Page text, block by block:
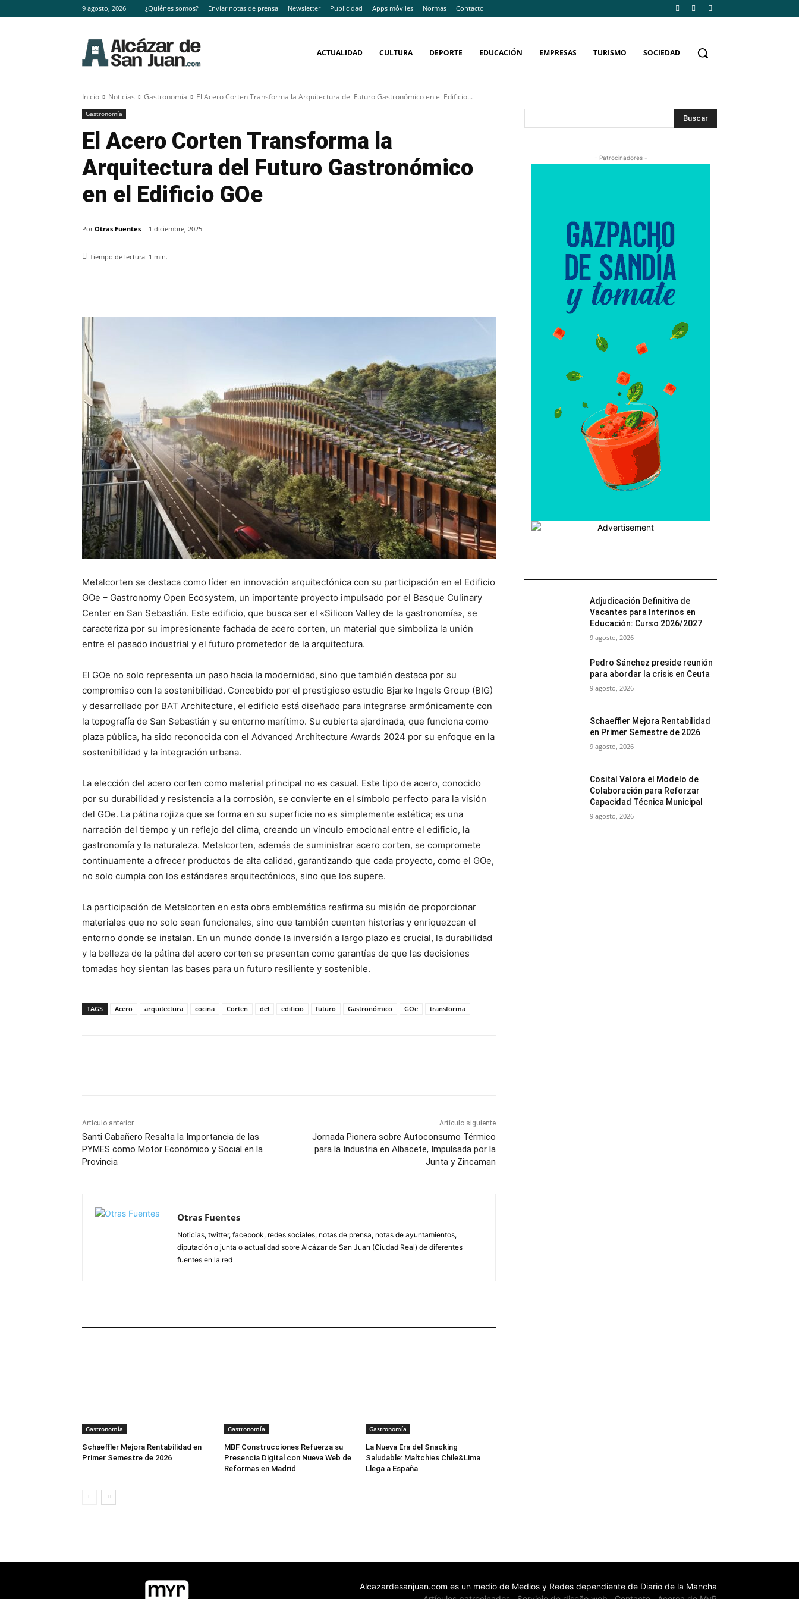
9 agosto, 2026 ¿Quiénes somos? Enviar notas de prensa Newsletter Publicidad Apps móviles Normas Contacto
ACTUALIDAD CULTURA DEPORTE EDUCACIÓN EMPRESAS TURISMO SOCIEDAD
Inicio Noticias Gastronomía El Acero Corten Transforma la Arquitectura del Futuro Gastronómico en el Edificio...
Gastronomía
El Acero Corten Transforma la
Arquitectura del Futuro Gastronómico
en el Edificio GOe
Por Otras Fuentes 1 diciembre, 2025
Tiempo de lectura: 1 min.
Metalcorten se destaca como líder en innovación arquitectónica con su participación en el Edificio
GOe – Gastronomy Open Ecosystem, un importante proyecto impulsado por el Basque Culinary
Center en San Sebastián. Este edificio, que busca ser el «Silicon Valley de la gastronomía», se
caracteriza por su impresionante fachada de acero corten, un material que simboliza la unión
entre el pasado industrial y el futuro prometedor de la arquitectura.
El GOe no solo representa un paso hacia la modernidad, sino que también destaca por su
compromiso con la sostenibilidad. Concebido por el prestigioso estudio Bjarke Ingels Group (BIG)
y desarrollado por BAT Architecture, el edificio está diseñado para integrarse armónicamente con
la topografía de San Sebastián y su entorno marítimo. Su cubierta ajardinada, que funciona como
plaza pública, ha sido reconocida con el Advanced Architecture Awards 2024 por su enfoque en la
sostenibilidad y la integración urbana.
La elección del acero corten como material principal no es casual. Este tipo de acero, conocido
por su durabilidad y resistencia a la corrosión, se convierte en el símbolo perfecto para la visión
del GOe. La pátina rojiza que se forma en su superficie no es simplemente estética; es una
narración del tiempo y un reflejo del clima, creando un vínculo emocional entre el edificio, la
gastronomía y la naturaleza. Metalcorten, además de suministrar acero corten, se compromete
continuamente a ofrecer productos de alta calidad, garantizando que cada proyecto, como el GOe,
no solo cumpla con los estándares arquitectónicos, sino que los supere.
La participación de Metalcorten en esta obra emblemática reafirma su misión de proporcionar
materiales que no solo sean funcionales, sino que también cuenten historias y enriquezcan el
entorno donde se instalan. En un mundo donde la inversión a largo plazo es crucial, la durabilidad
y la belleza de la pátina del acero corten se presentan como garantías de que las decisiones
tomadas hoy sientan las bases para un futuro resiliente y sostenible.
TAGS Acero arquitectura cocina Corten del edificio futuro Gastronómico GOe transforma
Artículo anterior
Santi Cabañero Resalta la Importancia de las
PYMES como Motor Económico y Social en la
Provincia
Artículo siguiente
Jornada Pionera sobre Autoconsumo Térmico
para la Industria en Albacete, Impulsada por la
Junta y Zincaman
Otras Fuentes
Noticias, twitter, facebook, redes sociales, notas de prensa, notas de ayuntamientos,
diputación o junta o actualidad sobre Alcázar de San Juan (Ciudad Real) de diferentes
fuentes en la red
Gastronomía
Schaeffler Mejora Rentabilidad en
Primer Semestre de 2026
Gastronomía
MBF Construcciones Refuerza su
Presencia Digital con Nueva Web de
Reformas en Madrid
Gastronomía
La Nueva Era del Snacking
Saludable: Maltchies Chile&Lima
Llega a España
Buscar
- Patrocinadores -
Adjudicación Definitiva de
Vacantes para Interinos en
Educación: Curso 2026/2027
9 agosto, 2026
Pedro Sánchez preside reunión
para abordar la crisis en Ceuta
9 agosto, 2026
Schaeffler Mejora Rentabilidad
en Primer Semestre de 2026
9 agosto, 2026
Cosital Valora el Modelo de
Colaboración para Reforzar
Capacidad Técnica Municipal
9 agosto, 2026
Alcazardesanjuan.com es un medio de Medios y Redes dependiente de Diario de la Mancha